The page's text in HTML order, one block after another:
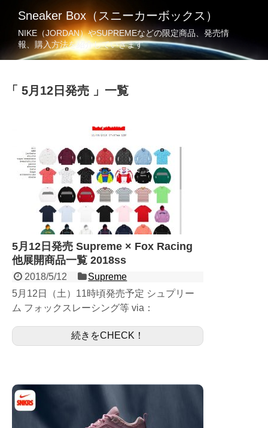
Sneaker Box（スニーカーボックス）
NIKE（JORDAN）やSUPREMEなどの限定商品、発売情
報、購入方法を紹介していきます
5月12日発売 一覧
5月12日発売 Supreme × Fox Racing
他展開商品一覧 2018ss
2018/5/12
Supreme
5月12日（土）11時頃発売予定 シュプリー
ム フォックスレーシング等 via：
× Fox Racing 他展開商...
続きをCHECK！